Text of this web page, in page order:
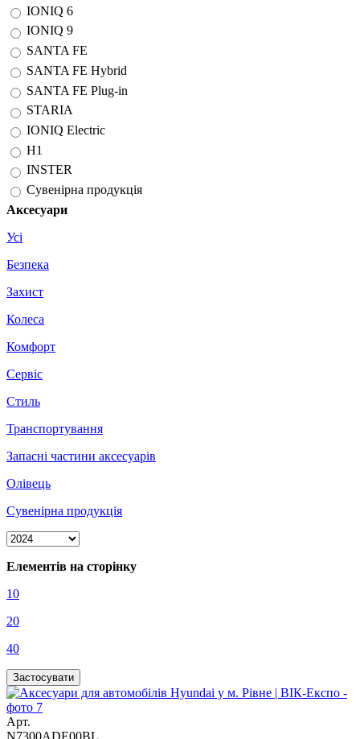
IONIQ 6
IONIQ 9
SANTA FE
SANTA FE Hybrid
SANTA FE Plug-in
STARIA
IONIQ Electric
H1
INSTER
Сувенірна продукція
Аксесуари
Усі
Безпека
Захист
Колеса
Комфорт
Сервіс
Стиль
Транспортування
Запасні частини аксесуарів
Олівець
Сувенірна продукція
Елементів на сторінку
10
20
40
Арт.
N7300ADE00BL